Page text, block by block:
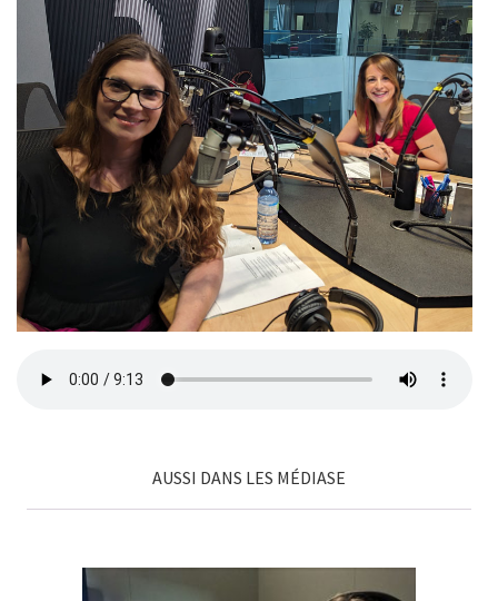
AUSSI DANS LES MÉDIASE